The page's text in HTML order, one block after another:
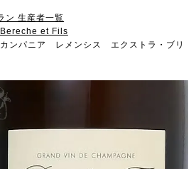
ン 生産者一覧
et Fils
ンパニア レメンシス エクストラ・ブリ